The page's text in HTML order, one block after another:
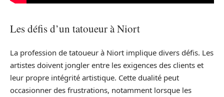
Les défis d’un tatoueur à Niort
La profession de tatoueur à Niort implique divers défis. Les
artistes doivent jongler entre les exigences des clients et
leur propre intégrité artistique. Cette dualité peut
occasionner des frustrations, notamment lorsque les